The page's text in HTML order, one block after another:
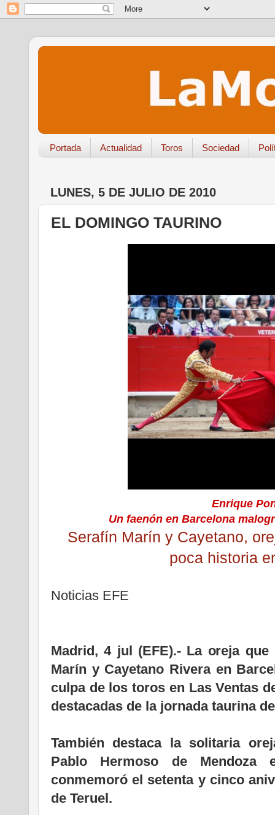
Portada Actualidad Toros Sociedad
LUNES, 5 DE JULIO DE 2010
EL DOMINGO TAURINO
Enrique
Un faenón en Barcelona
Serafín Marín y Cayetano,
poca historia
Noticias EFE
Madrid, 4 jul (EFE).- La oreja
Marín y Cayetano Rivera en
culpa de los toros en Las Ventas
destacadas de la jornada taurina
También destaca la solitaria
Pablo Hermoso de
conmemoró el setenta y cinco
de Teruel.